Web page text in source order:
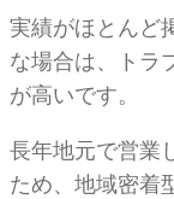
実績がほとんど
な場合は、トラ
が高いです。
長年地元で営業
ため、地域密着